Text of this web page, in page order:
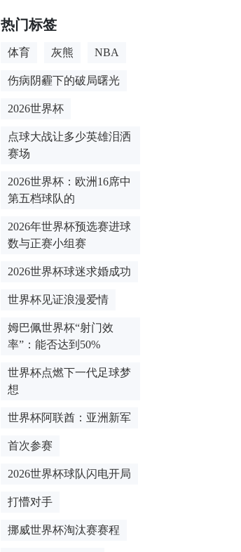
热门标签
体育 灰熊 NBA
伤病阴霾下的破局曙光
2026世界杯
点球大战让多少英雄泪洒
赛场
2026世界杯：欧洲16席中
第五档球队的
2026年世界杯预选赛进球
数与正赛小组赛
2026世界杯球迷求婚成功
世界杯见证浪漫爱情
姆巴佩世界杯“射门效
率”：能否达到50%
世界杯点燃下一代足球梦
想
世界杯阿联酋：亚洲新军
首次参赛
2026世界杯球队闪电开局
打懵对手
挪威世界杯淘汰赛赛程